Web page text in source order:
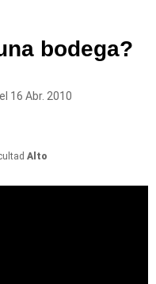
bodega?
16 Abr. 2010
Alto